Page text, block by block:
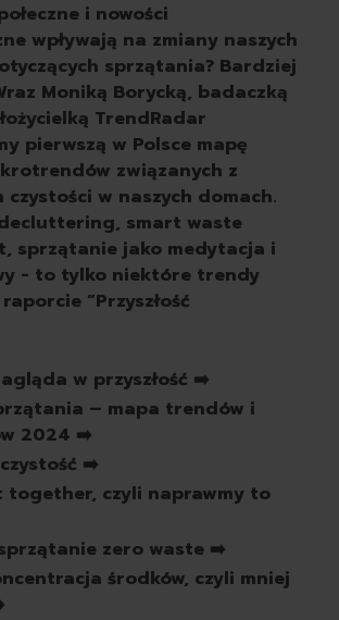
zmywanie
tabletki do zmywarki
płyny do naczyń
gąbki do mycia naczyń
szczotki kuchenne do
pozostałe środki do
według przeznaczenia
do zmywarki
do zmywania
seria nature all
autokosmetyka
karoseria
akcesoria
zapachy
szczotki do butów
pasty do butów
białe
i nowości
wpływają na zmiany naszych
sprzątania? Bardziej
Moniką Borycką, badaczką
TrendRadar
pierwszą w Polsce mapę
związanych z
w naszych domach.
smart waste
sprzątanie jako medytacja i
- to tylko niektóre trendy
“Przyszłość
w przyszłość ➡️
– mapa trendów i
2024 ➡️
➡️
together, czyli naprawmy to
zero waste ➡️
środków, czyli mniej